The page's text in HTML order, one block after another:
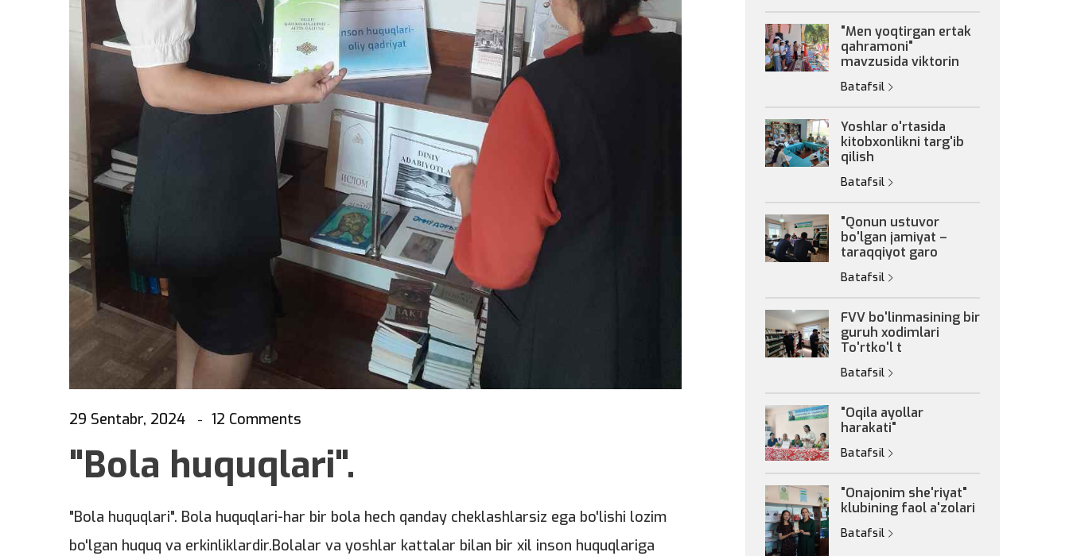
29 Sentabr, 2024 12 Comments
"Bola huquqlari".
"Bola huquqlari". Bola huquqlari-har bir bola hech qanday cheklashlarsiz ega bo'lishi lozim
bo'lgan huquq va erkinliklardir.Bolalar va yoshlar kattalar bilan bir xil inson huquqlariga
"Men yoqtirgan ertak
qahramoni"
mavzusida viktorin
Batafsil
Yoshlar o'rtasida
kitobxonlikni targ'ib
qilish
Batafsil
"Qonun ustuvor
bo'lgan jamiyat –
taraqqiyot garo
Batafsil
FVV bo'linmasining bir
guruh xodimlari
To'rtko'l t
Batafsil
"Oqila ayollar
harakati"
Batafsil
"Onajonim she'riyat"
klubining faol a'zolari
Batafsil